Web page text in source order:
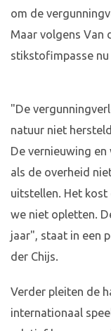
om de
Maar volgens Van
stikstofimpasse
"De
natuur niet
De vernieuwing
als de overheid
uitstellen. Het kost
we niet opletten.
jaar", staat in een
der Chijs.
Verder pleiten de
internationaal